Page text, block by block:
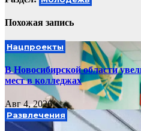
Похожая запись
Нацпроекты
В Новосибирской области
мест в колледжах
Авг 4, 2026
Развлечения